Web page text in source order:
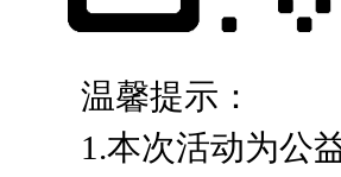
温馨提示：
1.本次活动为公益